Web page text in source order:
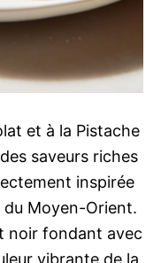
et à la Pistache
saveurs riches
inspirée
Moyen-Orient.
noir fondant avec
vibrante de la